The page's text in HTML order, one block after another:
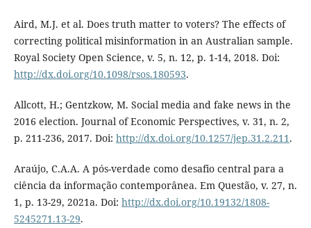
Aird, M.J. et al. Does truth matter to voters? The effects of
correcting political misinformation in an Australian sample.
Royal Society Open Science, v. 5, n. 12, p. 1-14, 2018. Doi:
http://dx.doi.org/10.1098/rsos.180593.
Allcott, H.; Gentzkow, M. Social media and fake news in the
2016 election. Journal of Economic Perspectives, v. 31, n. 2,
p. 211-236, 2017. Doi: http://dx.doi.org/10.1257/jep.31.2.211 .
Araújo, C.A.A. A pós-verdade como desafio central para a
ciência da informação contemporânea. Em Questão, v. 27, n.
1, p. 13-29, 2021a. Doi: http://dx.doi.org/10.19132/1808-
5245271.13-29.